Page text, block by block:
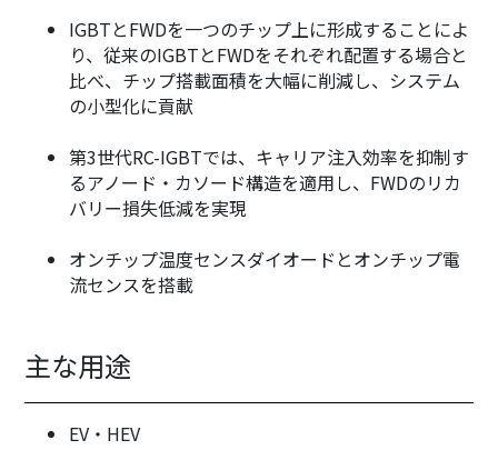
IGBTとFWDを一つのチップ上に形成することによ
り、従来のIGBTとFWDをそれぞれ配置する場合と
比べ、チップ搭載面積を大幅に削減し、システム
の小型化に貢献
第3世代RC-IGBTでは、キャリア注入効率を抑制す
るアノード・カソード構造を適用し、FWDのリカ
バリー損失低減を実現
オンチップ温度センスダイオードとオンチップ電
流センスを搭載
主な用途
EV・HEV